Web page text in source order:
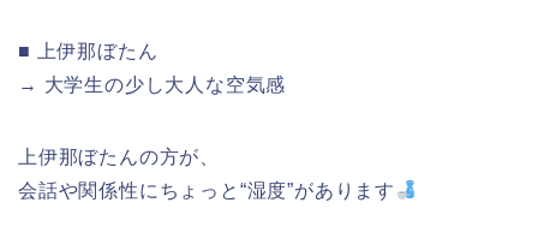
■ 上伊那ぼたん
→ 大学生の少し大人な空気感
上伊那ぼたんの方が、
会話や関係性にちょっと“湿度”があります